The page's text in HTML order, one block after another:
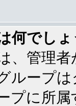
何でし
、管理
ループ
プに所